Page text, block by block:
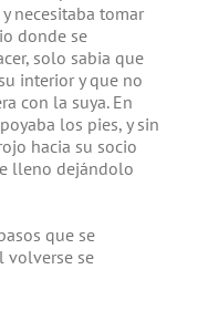
necesitaba tomar
donde se
solo sabia que
interior y que no
con la suya. En
los pies, y sin
hacia su socio
lleno dejándolo
que se
volverse se